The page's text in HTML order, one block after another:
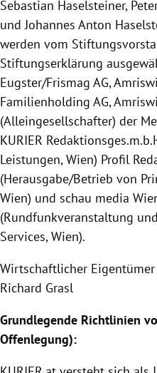
Sebastian Haselsteiner,
und Johannes Anton
werden vom
Stiftungserklärung
Eugster/Frismag AG,
Familienholding AG,
(Alleingesellschafter) der
KURIER
Leistungen, Wien) Profil
(Herausgabe/Betrieb von
Wien) und schau media
(Rundfunkveranstaltung
Services, Wien).
Wirtschaftlicher Eigentümer
Richard Grasl
Grundlegende Richtlinien
Offenlegung):